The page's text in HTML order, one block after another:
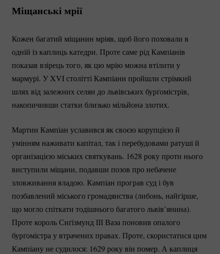
Міщанські мрії
Кожен багатий міщанин мріяв, щоб його поховали в
одній із каплиць катедри. Проте саме рід Кампіанів
показав взірець того, як цю мрію можна втілити у
мармурі. У XVI столітті Кампіани пройшли стрімкий
шлях від залежних селян до львівських бурґомістрів,
накопичивши статки близько мільйона злотих.
Мартин Кампіан уславився як своєю корупцією й
умінням наживати капітал, так і перебудовами ратуші й
організацією міських святкувань. 1628 року проти нього
виступили міщани, подавши позов про небачене
зловживання владою. Кампіан програв суд і був
позбавлений міського громадянства (либонь, найгірше,
що могло спіткати тодішнього багатого львів’янина).
Проте король Сиґізмунд ІІІ Ваза поновив опалого
бурґомістра у втрачених правах. Проте, скористатися цим
Кампіану не судилося: 1629 року він помер. А каплиця